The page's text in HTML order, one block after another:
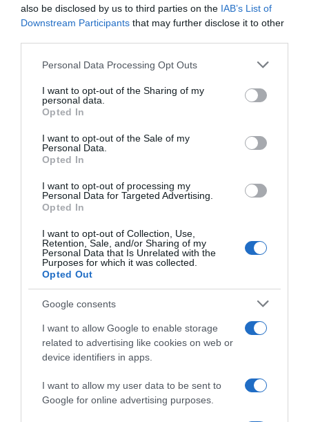
also be disclosed by us to third parties on the IAB’s List of
Downstream Participants that may further disclose it to other
Please note that this website/app uses one or more Google
not limited to your visit or usage behaviour. You may click to
grant or deny consent to Google and its third-party tags to
use your data for below specified purposes in below Google
consent section.
Personal Data Processing Opt Outs
I want to opt-out of the Sharing of my
personal data.
Opted In
I want to opt-out of the Sale of my
Personal Data.
Opted In
I want to opt-out of processing my
Personal Data for Targeted Advertising.
Opted In
I want to opt-out of Collection, Use,
Retention, Sale, and/or Sharing of my
Personal Data that Is Unrelated with the
Purposes for which it was collected.
Opted Out
Google consents
I want to allow Google to enable storage
related to advertising like cookies on web or
device identifiers in apps.
I want to allow my user data to be sent to
Google for online advertising purposes.
Megosztás: Facebook Twitter Pinterest
Emilio Vitolo
Korábbi bejegyzések Következő bejegyzés
HASONLÓ BEJEGYZÉSEK
2026-08-08.
Zendaya és Tom Holland luxushotelben tartották a